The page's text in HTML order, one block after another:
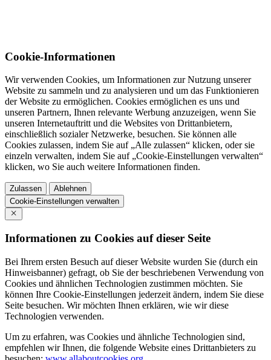
Cookie-Informationen
Wir verwenden Cookies, um Informationen zur Nutzung unserer
Website zu sammeln und zu analysieren und um das Funktionieren
der Website zu ermöglichen. Cookies ermöglichen es uns und
unseren Partnern, Ihnen relevante Werbung anzuzeigen, wenn Sie
unseren Internetauftritt und die Websites von Drittanbietern,
einschließlich sozialer Netzwerke, besuchen. Sie können alle
Cookies zulassen, indem Sie auf „Alle zulassen“ klicken, oder sie
einzeln verwalten, indem Sie auf „Cookie-Einstellungen verwalten“
klicken, wo Sie auch weitere Informationen finden.
Zulassen
Ablehnen
Cookie-Einstellungen verwalten
Informationen zu Cookies auf dieser Seite
Bei Ihrem ersten Besuch auf dieser Website wurden Sie (durch ein
Hinweisbanner) gefragt, ob Sie der beschriebenen Verwendung von
Cookies und ähnlichen Technologien zustimmen möchten. Sie
können Ihre Cookie-Einstellungen jederzeit ändern, indem Sie diese
Seite besuchen. Wir möchten Ihnen erklären, wie wir diese
Technologien verwenden.
Um zu erfahren, was Cookies und ähnliche Technologien sind,
empfehlen wir Ihnen, die folgende Website eines Drittanbieters zu